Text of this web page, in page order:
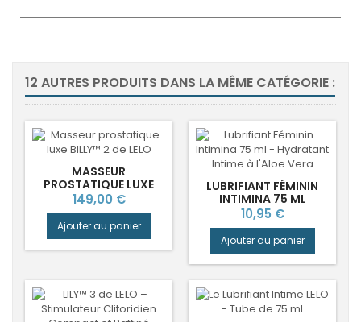
12 AUTRES PRODUITS DANS LA MÊME CATÉGORIE :
MASSEUR
PROSTATIQUE LUXE
BILLY™ 2 DE LELO
Prix
149,00 €
Ajouter au panier
LUBRIFIANT FÉMININ
INTIMINA 75 ML
Prix
10,95 €
Ajouter au panier